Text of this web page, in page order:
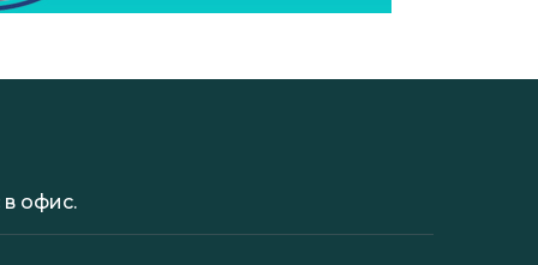
офис.